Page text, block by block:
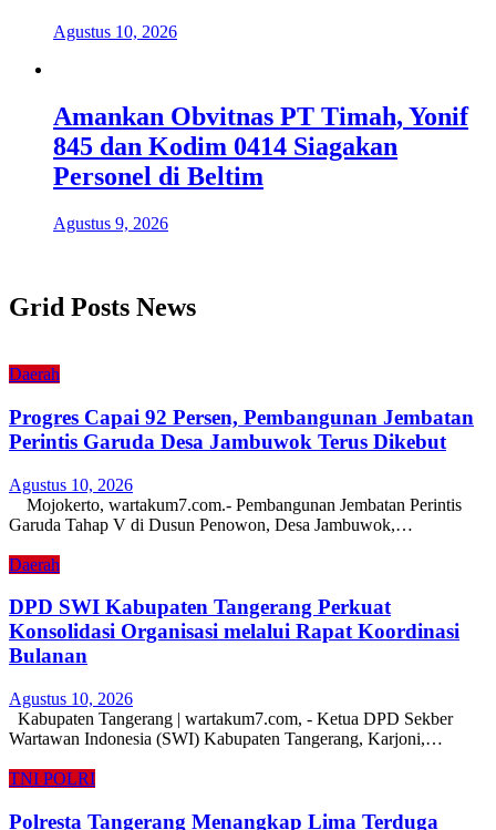
Agustus 10, 2026
Amankan Obvitnas PT Timah, Yonif
845 dan Kodim 0414 Siagakan
Personel di Beltim
Agustus 9, 2026
Grid Posts News
Daerah
Progres Capai 92 Persen, Pembangunan Jembatan
Perintis Garuda Desa Jambuwok Terus Dikebut
Agustus 10, 2026
Mojokerto, wartakum7.com.- Pembangunan Jembatan Perintis
Garuda Tahap V di Dusun Penowon, Desa Jambuwok,…
Daerah
DPD SWI Kabupaten Tangerang Perkuat
Konsolidasi Organisasi melalui Rapat Koordinasi
Bulanan
Agustus 10, 2026
Kabupaten Tangerang | wartakum7.com, - Ketua DPD Sekber
Wartawan Indonesia (SWI) Kabupaten Tangerang, Karjoni,…
TNI POLRI
Polresta Tangerang Menangkap Lima Terduga